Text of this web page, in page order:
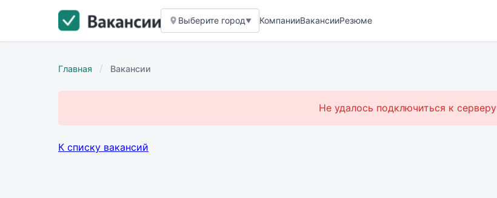
Выберите город▼ КомпанииВакансииРезюме
Главная / Вакансии
Не удалось подключиться к серверу
К списку вакансий